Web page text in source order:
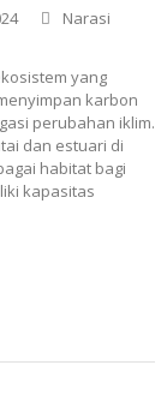
Narasi
yang
karbon
perubahan iklim.
dan estuari di
habitat bagi
kapasitas